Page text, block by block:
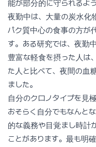
能が部分的に守られるよう
夜勤中は、大量の炭水化
パク質中心の食事の方が
す。ある研究では、夜勤
豊富な軽食を摂った人は
た人と比べて、夜間の血
ました。
自分のクロノタイプを見
おそらく自分でもなんと
的な義務や目覚まし時計
ことがあります。最も明